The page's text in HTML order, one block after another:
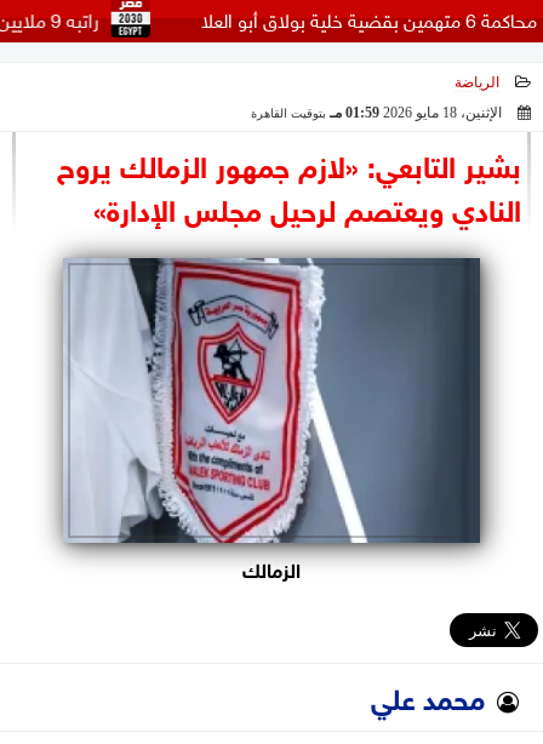
السياسة
الرئاسة
البرلمان
راتبه 9 ملايين دولار.. بيراميدز يتحرك لضم مهاجم الاتحاد السعودي...
الرياضة
الإثنين، 18 مايو 2026
01:59 مـ بتوقيت القاهرة
بشير التابعي: «لازم جمهور الزمالك يروح
النادي ويعتصم لرحيل مجلس الإدارة»
الزمالك
محمد علي